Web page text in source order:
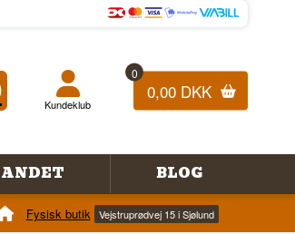
0
0,00 DKK
Kundeklub
ANDET BLOG
Fysisk butik Vejstruprødvej 15 i Sjølund